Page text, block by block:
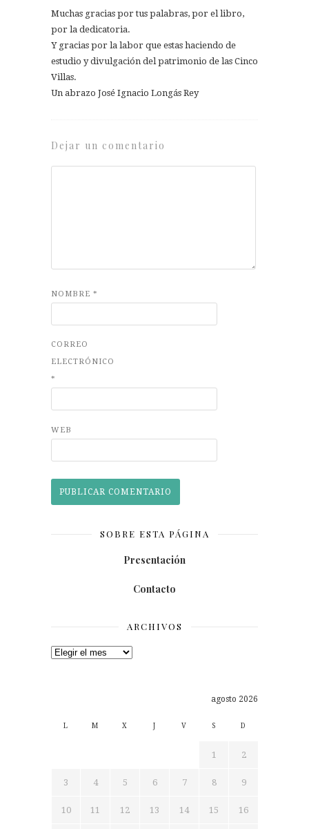
Muchas gracias por tus palabras, por el libro,
por la dedicatoria.
Y gracias por la labor que estas haciendo de
estudio y divulgación del patrimonio de las Cinco
Villas.
Un abrazo José Ignacio Longás Rey
Dejar un comentario
NOMBRE *
CORREO
ELECTRÓNICO
*
WEB
SOBRE ESTA PÁGINA
Presentación
Contacto
ARCHIVOS
Archivos
agosto 2026
L M X V S D
1 2
3 4 5 6 7 8 9
10 11 12 13 14 15 16